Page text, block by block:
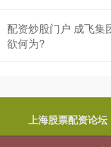
配资炒股门户 成飞集
欲何为?
上海股票配资论坛